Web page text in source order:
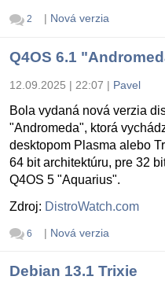
2 | Nová verzia
Q4OS 6.1
12.09.2025 | 22:07 | Pavel
Bola vydaná nová verzia
"Andromeda", ktorá
desktopom Plasma alebo
64 bit architektúru, pre 32
Q4OS 5 "Aquarius".
Zdroj: DistroWatch.com
6 | Nová verzia
Debian 13.1 Trixie